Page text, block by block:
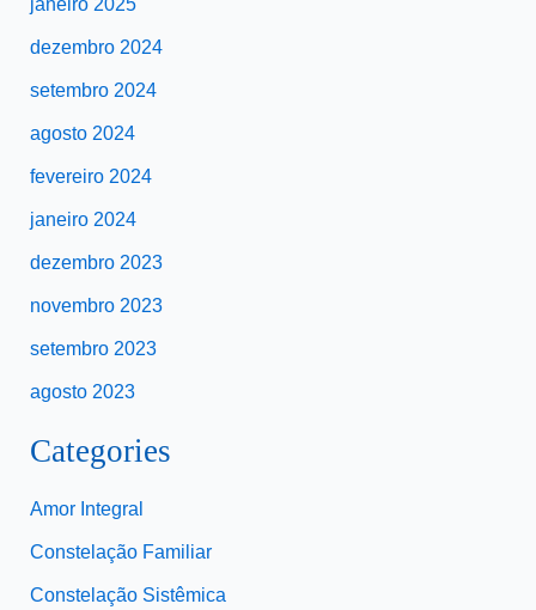
janeiro 2025
dezembro 2024
setembro 2024
agosto 2024
fevereiro 2024
janeiro 2024
dezembro 2023
novembro 2023
setembro 2023
agosto 2023
Categories
Amor Integral
Constelação Familiar
Constelação Sistêmica